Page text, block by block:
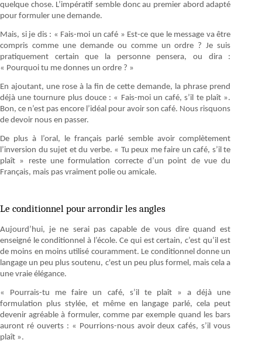
quelque chose. L’impératif semble donc au premier abord adapté
pour formuler une demande.
Mais, si je dis : « Fais-moi un café » Est-ce que le message va être
compris comme une demande ou comme un ordre ? Je suis
pratiquement certain que la personne pensera, ou dira :
« Pourquoi tu me donnes un ordre ? »
En ajoutant, une rose à la fin de cette demande, la phrase prend
déjà une tournure plus douce : « Fais-moi un café, s’il te plaît ».
Bon, ce n’est pas encore l’idéal pour avoir son café. Nous risquons
de devoir nous en passer.
De plus à l’oral, le français parlé semble avoir complètement
l’inversion du sujet et du verbe. « Tu peux me faire un café, s’il te
plaît » reste une formulation correcte d’un point de vue du
Français, mais pas vraiment polie ou amicale.
Le conditionnel pour arrondir les angles
Aujourd’hui, je ne serai pas capable de vous dire quand est
enseigné le conditionnel à l’école. Ce qui est certain, c’est qu’il est
de moins en moins utilisé couramment. Le conditionnel donne un
langage un peu plus soutenu, c'est un peu plus formel, mais cela a
une vraie élégance.
« Pourrais-tu me faire un café, s’il te plaît » a déjà une
formulation plus stylée, et même en langage parlé, cela peut
devenir agréable à formuler, comme par exemple quand les bars
auront ré ouverts : « Pourrions-nous avoir deux cafés, s’il vous
plaît ».